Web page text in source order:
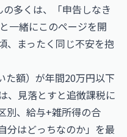
多くは、「申告しなき
一緒にこのページを開
、まったく同じ不安を抱
た額）が年間20万円以下
、見落とすと追徴課税に
別、給与+雑所得の合
分はどっちなのか」を最